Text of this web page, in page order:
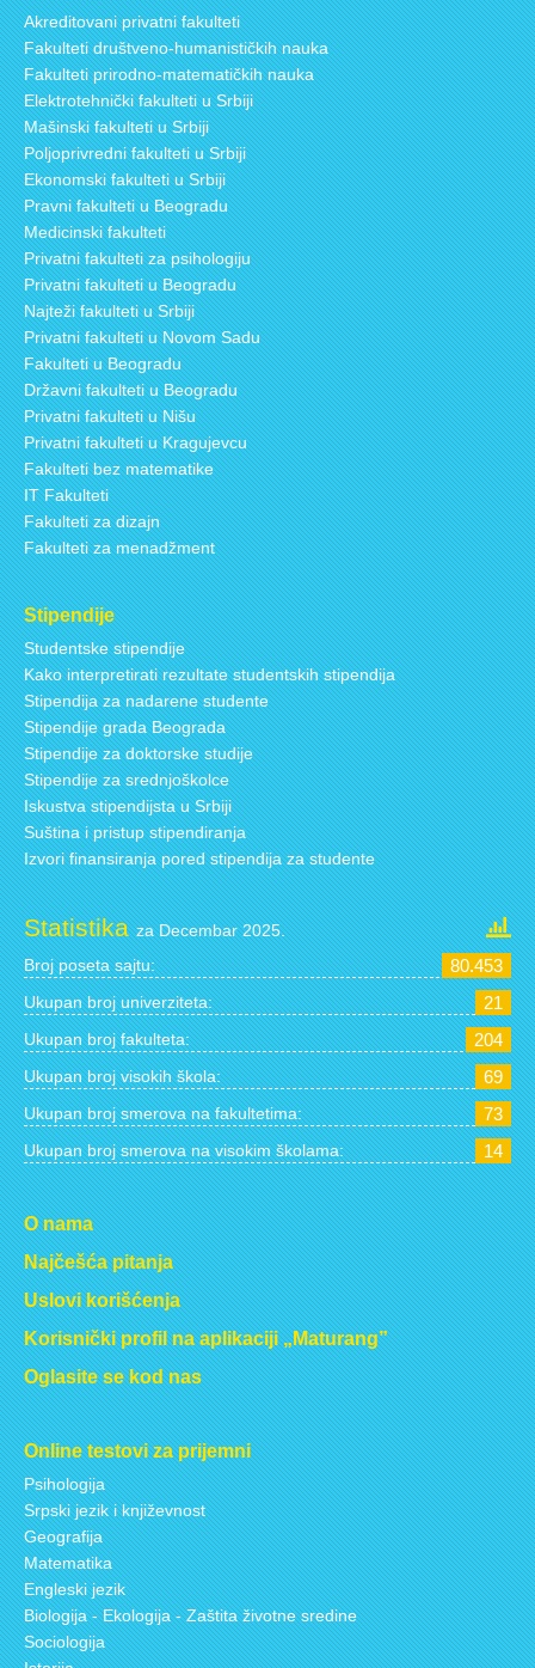
Akreditovani privatni fakulteti
Fakulteti društveno-humanističkih nauka
Fakulteti prirodno-matematičkih nauka
Elektrotehnički fakulteti u Srbiji
Mašinski fakulteti u Srbiji
Poljoprivredni fakulteti u Srbiji
Ekonomski fakulteti u Srbiji
Pravni fakulteti u Beogradu
Medicinski fakulteti
Privatni fakulteti za psihologiju
Privatni fakulteti u Beogradu
Najteži fakulteti u Srbiji
Privatni fakulteti u Novom Sadu
Fakulteti u Beogradu
Državni fakulteti u Beogradu
Privatni fakulteti u Nišu
Privatni fakulteti u Kragujevcu
Fakulteti bez matematike
IT Fakulteti
Fakulteti za dizajn
Fakulteti za menadžment
Stipendije
Studentske stipendije
Kako interpretirati rezultate studentskih stipendija
Stipendija za nadarene studente
Stipendije grada Beograda
Stipendije za doktorske studije
Stipendije za srednjoškolce
Iskustva stipendijsta u Srbiji
Suština i pristup stipendiranja
Izvori finansiranja pored stipendija za studente
Statistikaza Decembar 2025.
Broj poseta sajtu: 80.453
Ukupan broj univerziteta: 21
Ukupan broj fakulteta: 204
Ukupan broj visokih škola: 69
Ukupan broj smerova na fakultetima: 73
Ukupan broj smerova na visokim školama: 14
O nama
Najčešća pitanja
Uslovi korišćenja
Korisnički profil na aplikaciji „Maturang”
Oglasite se kod nas
Online testovi za prijemni
Psihologija
Srpski jezik i književnost
Geografija
Matematika
Engleski jezik
Biologija - Ekologija - Zaštita životne sredine
Sociologija